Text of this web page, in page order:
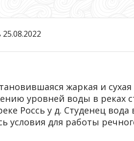
жаркая и сухая
уровней воды в реках
Россь у д. Студенец вода
условия для работы